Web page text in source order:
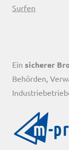
Surfen
Ein sicherer
Behörden,